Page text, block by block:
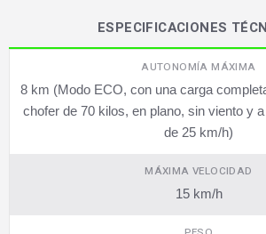
ESPECIFICACIONES
AUTONOMÍA MÁXIMA
8 km (Modo ECO, con una carga
chofer de 70 kilos, en plano, sin viento y
de 25 km/h)
MÁXIMA VELOCIDAD
15 km/h